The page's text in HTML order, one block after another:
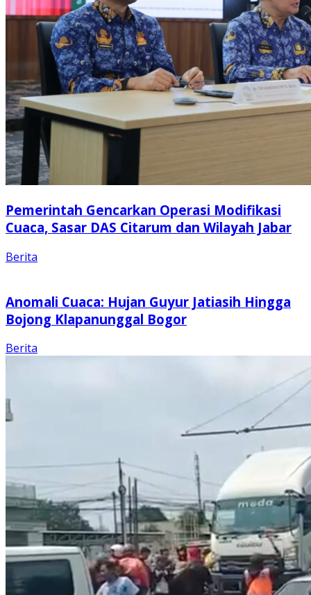
Pemerintah Gencarkan Operasi Modifikasi
Cuaca, Sasar DAS Citarum dan Wilayah Jabar
Berita
Anomali Cuaca: Hujan Guyur Jatiasih Hingga
Bojong Klapanunggal Bogor
Berita